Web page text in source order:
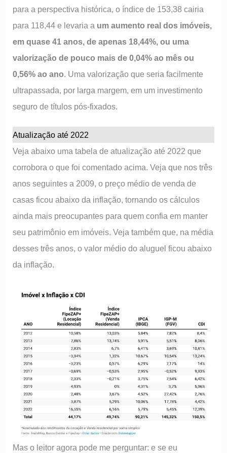
para a perspectiva histórica, o índice de 153,38 cairia
para 118,44 e levaria a um aumento real dos imóveis,
em quase 41 anos, de apenas 18,44%, ou uma
valorização de pouco mais de 0,04% ao mês ou
0,56% ao ano. Uma valorização que seria facilmente
ultrapassada, por larga margem, em um investimento
seguro de títulos pós-fixados.
Atualização até 2022
Veja abaixo uma tabela de atualização até 2022 que
corrobora o que foi comentado acima. Veja que nos três
anos seguintes a 2009, o preço médio de venda de
casas ficou abaixo da inflação, tornando os cálculos
ainda mais preocupantes para quem confia em manter
seu patrimônio em imóveis. Veja também que, na média
desses três anos, o valor médio do aluguel ficou abaixo
da inflação.
Mas o leitor agora pode me perguntar: e se eu